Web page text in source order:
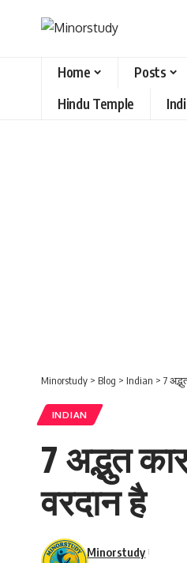
Home Posts
Hindu Temple
Minorstudy > Blog > Indian > 7
INDIAN
7 अद्भुत
वरदान है
Minorstudy